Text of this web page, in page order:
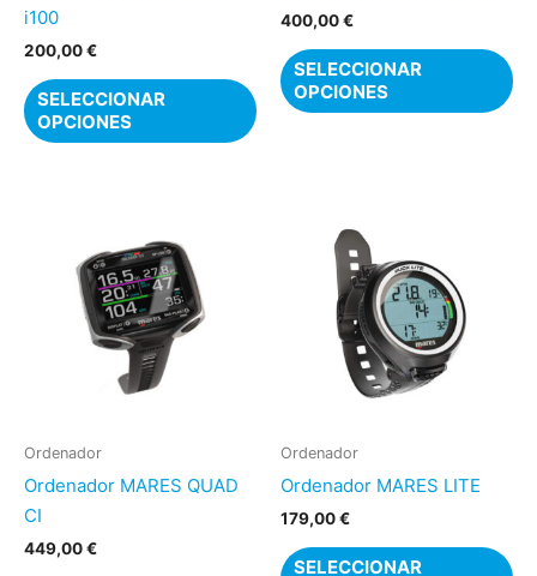
i100
200,00€
SELECCIONAR
OPCIONES
página
de
400,00€
SELECCIONAR
OPCIONES
Ordenador
Ordenador MARES QUAD
CI
449,00€
variantes.
pueden
elegir
página
Ordenador
Ordenador MARES LITE
179,00€
SELECCIONAR